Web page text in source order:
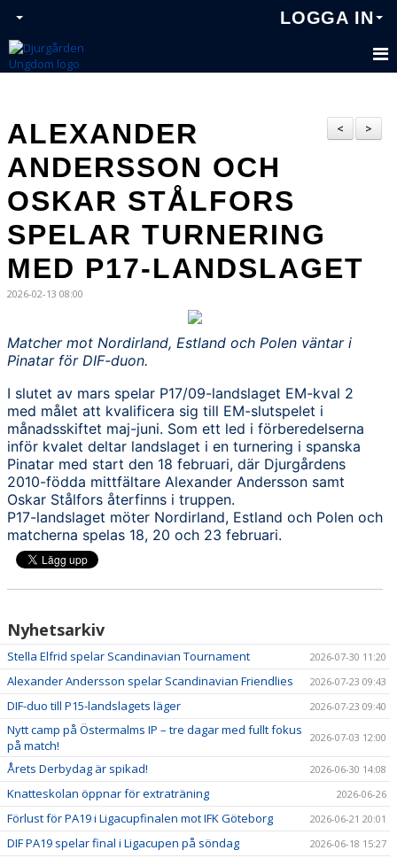
LOGGA IN
>
<
ALEXANDER
ANDERSSON OCH
OSKAR STÅLFORS
SPELAR TURNERING
MED P17-LANDSLAGET
2026-02-13 08:00
Matcher mot Nordirland, Estland och Polen väntar i
Pinatar för DIF-duon.
I slutet av mars spelar P17/09-landslaget EM-kval 2
med målet att kvalificera sig till EM-slutspelet i
månadsskiftet maj-juni. Som ett led i förberedelserna
inför kvalet deltar landslaget i en turnering i spanska
Pinatar med start den 18 februari, där Djurgårdens
2010-födda mittfältare Alexander Andersson samt
Oskar Stålfors återfinns i truppen.
P17-landslaget möter Nordirland, Estland och Polen och
matcherna spelas 18, 20 och 23 februari.
Nyhetsarkiv
Stella Elfrid spelar Scandinavian Tournament 2026-07-30 11:20
Alexander Andersson spelar Scandinavian Friendlies 2026-07-23 09:43
DIF-duo till P15-landslagets läger 2026-07-23 09:40
Nytt camp på Östermalms IP – tre dagar med fullt fokus
på match!
2026-07-03 12:00
Årets Derbydag är spikad! 2026-06-30 14:08
Knatteskolan öppnar för extraträning 2026-06-26
Förlust för PA19 i Ligacupfinalen mot IFK Göteborg 2026-06-21 20:01
DIF PA19 spelar final i Ligacupen på söndag 2026-06-18 15:27